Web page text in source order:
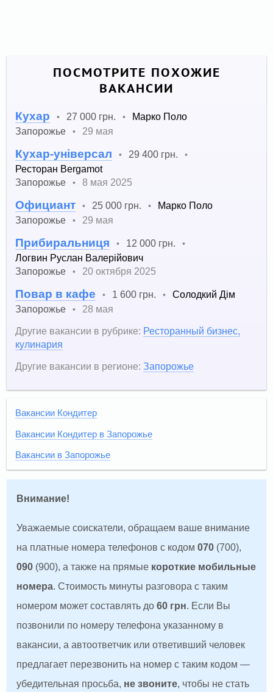
ПОСМОТРИТЕ ПОХОЖИЕ
ВАКАНСИИ
Кухар • 27 000 грн. •
Марко Поло
Запорожье
• 29 мая
Кухар-універсал • 29 400 грн. •
Ресторан Bergamot
Запорожье
• 8 мая 2025
Официант • 25 000 грн. •
Марко Поло
Запорожье
• 29 мая
Прибиральниця • 12 000 грн. •
Логвин Руслан Валерійович
Запорожье
• 20 октября 2025
Повар в кафе • 1 600 грн. •
Солодкий Дім
Запорожье
•
28 мая
Другие вакансии в рубрике: Ресторанный бизнес,
кулинария
Другие вакансии в регионе: Запорожье
Вакансии Кондитер
Вакансии Кондитер в Запорожье
Вакансии в Запорожье
Внимание!
Уважаемые соискатели, обращаем ваше внимание
на платные номера телефонов с кодом070 (700),
090 (900), а также на прямые короткие мобильные
номера. Стоимость минуты разговора с таким
номером может составлять до60 грн. Если Вы
позвонили по номеру телефона указанному в
вакансии, а автоответчик или ответивший человек
предлагает перезвонить на номер с таким кодом —
убедительная просьба, не звоните, чтобы не стать